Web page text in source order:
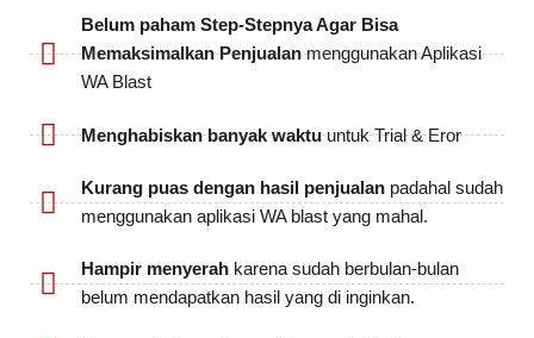
Belum paham Step-Stepnya Agar Bisa
Memaksimalkan Penjualanmenggunakan Aplikasi
WA Blast
Menghabiskan banyak waktuuntuk Trial & Eror
Kurang puas dengan hasil penjualan padahal sudah
menggunakan aplikasi WA blast yang mahal.
Hampir menyerah karena sudah berbulan-bulan
belum mendapatkan hasil yang di inginkan.